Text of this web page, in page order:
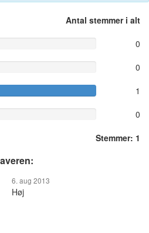
Antal stemmer i alt
0
0
1
0
Stemmer: 1
6. aug 2013
Høj